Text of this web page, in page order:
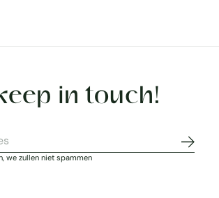
in touch!
we zullen niet spammen